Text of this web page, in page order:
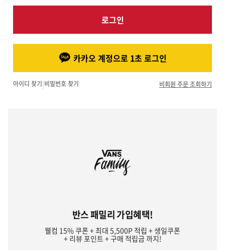
로그인
카카오 계정으로 1초 로그인
아이디 찾기|비밀번호 찾기 비회원 주문 조회하기
반스 패밀리 가입혜택!
웰컴 15% 쿠폰 + 최대 5,500P 적립 + 생일쿠폰
+ 리뷰 포인트 + 구매 적립금 까지!